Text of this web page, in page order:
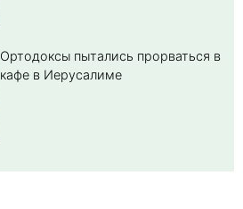
Ортодоксы пытались прорваться в
кафе в Иерусалиме